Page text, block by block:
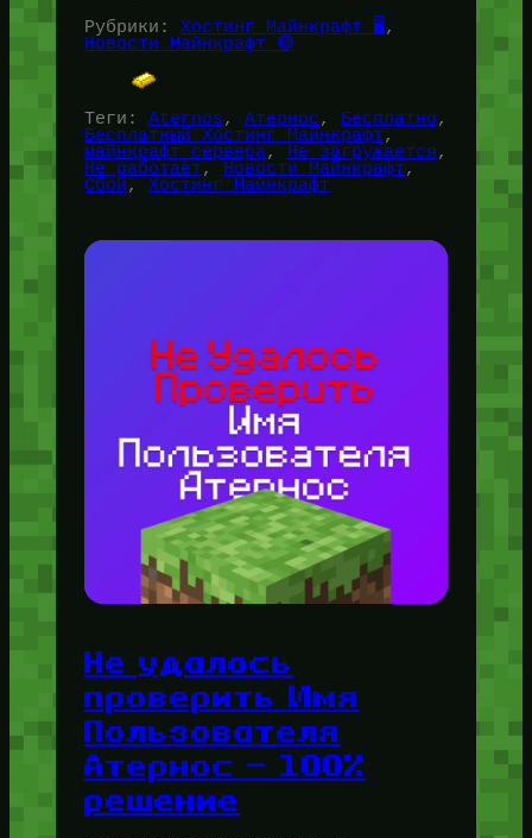
Рубрики: Хостинг Майнкрафт 🖥️
Новости Майнкрафт 🔴
Теги: Aternos, Атернос, Бесплатно
Бесплатный Хостинг Майнкрафт
майнкрафт сервера, Не загружается
Не работает, Новости Майнкрафт
Сбой, Хостинг Майнкрафт
Не удалось
проверить Имя
Пользователя
Атернос — 100%
решение